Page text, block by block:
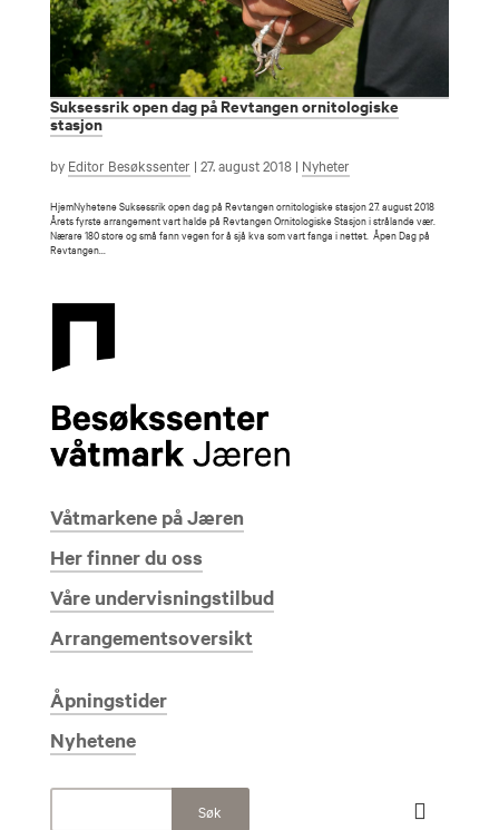
Suksessrik open dag på Revtangen ornitologiske
stasjon
by Editor Besøkssenter | 27. august 2018| Nyheter
HjemNyhetene Suksessrik open dag på Revtangen ornitologiske stasjon 27. august 2018
Årets fyrste arrangement vart halde på Revtangen Ornitologiske Stasjon i strålande vær.
Nærare 180 store og små fann vegen for å sjå kva som vart fanga i nettet. Åpen Dag på
Revtangen...
Våtmarkene på Jæren
Her finner du oss
Våre undervisningstilbud
Arrangementsoversikt
Åpningstider
Nyhetene